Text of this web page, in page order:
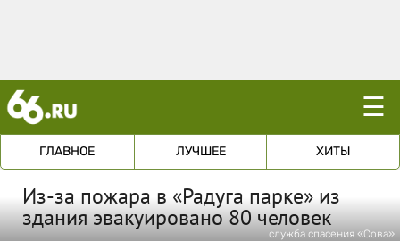
☰
ГЛАВНОЕ ЛУЧШЕЕ ХИТЫ
Из-за пожара в «Радуга парке» из
здания эвакуировано 80 человек
служба спасения «Сова»